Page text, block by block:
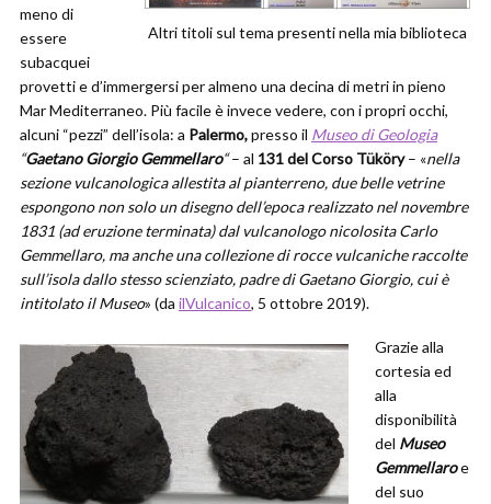
Altri titoli sul tema presenti nella mia biblioteca
meno di
essere
subacquei
provetti e d’immergersi per almeno una decina di metri in pieno
Mar Mediterraneo. Più facile è invece vedere, con i propri occhi,
alcuni “pezzi” dell’isola: a Palermo,presso il Museo di Geologia
“Gaetano Giorgio Gemmellaro“– al 131 del Corso Tüköry– «nella
sezione vulcanologica allestita al pianterreno, due belle vetrine
espongono non solo un disegno dell’epoca realizzato nel novembre
1831 (ad eruzione terminata) dal vulcanologo nicolosita Carlo
Gemmellaro, ma anche una collezione di rocce vulcaniche raccolte
sull’isola dallo stesso scienziato, padre di Gaetano Giorgio, cui è
intitolato il Museo» (da ilVulcanico, 5 ottobre 2019).
Grazie alla
cortesia ed
alla
disponibilità
del Museo
Gemmellaroe
del suo